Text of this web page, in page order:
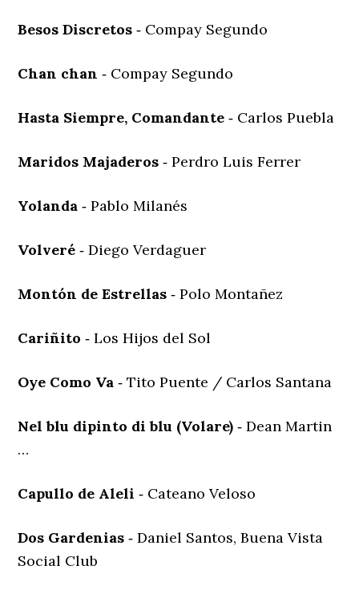
Besos Discretos‐ Compay Segundo
Chan chan‐ Compay Segundo
Hasta Siempre, Comandante‐ Carlos Puebla
Maridos Majaderos‐ Perdro Luis Ferrer
Yolanda‐ Pablo Milanés
Volveré‐ Diego Verdaguer
Montón de Estrellas‐ Polo Montañez
Cariñito‐ Los Hijos del Sol
Oye Como Va‐ Tito Puente / Carlos Santana
Nel blu dipinto di blu (Volare)‐ Dean Martin
…
Capullo de Aleli‐ Cateano Veloso
Dos Gardenias‐ Daniel Santos, Buena Vista
Social Club